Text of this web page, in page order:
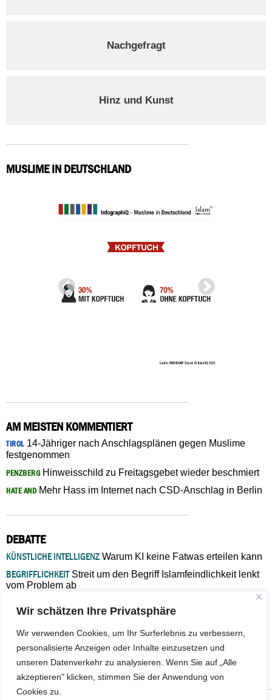
Wir schätzen Ihre Privatsphäre
Wir verwenden Cookies, um Ihr Surferlebnis zu verbessern,
personalisierte Anzeigen oder Inhalte einzusetzen und
unseren Datenverkehr zu analysieren. Wenn Sie auf „Alle
akzeptieren" klicken, stimmen Sie der Anwendung von
Cookies zu.
Nachgefragt
Hinz und Kunst
MUSLIME IN DEUTSCHLAND
AM MEISTEN KOMMENTIERT
TIROL14-Jähriger nach Anschlagsplänen gegen Muslime
festgenommen
PENZBERGHinweisschild zu Freitagsgebet wieder beschmiert
HATE ANDMehr Hass im Internet nach CSD-Anschlag in Berlin
DEBATTE
KÜNSTLICHE INTELLIGENZ Warum KI keine Fatwas erteilen kann
BEGRIFFLICHKEITStreit um den Begriff Islamfeindlichkeit lenkt
vom Problem ab
Verantwortung bleibt“
ISLAMISCHE FAKULTÄT IN MÜNSTEREine kritische Schwelle für
die deutsche Religionspolitik
GASTBEITRAGWarum die muslimische Welt eine neue